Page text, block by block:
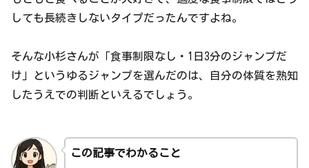
しても長続きしないタイプだったんですよね。
そんな小杉さんが「食事制限なし・1日3分のジャンプだ
け」というゆるジャンプを選んだのは、自分の体質を熟知
したうえでの判断といえるでしょう。
この記事でわかること